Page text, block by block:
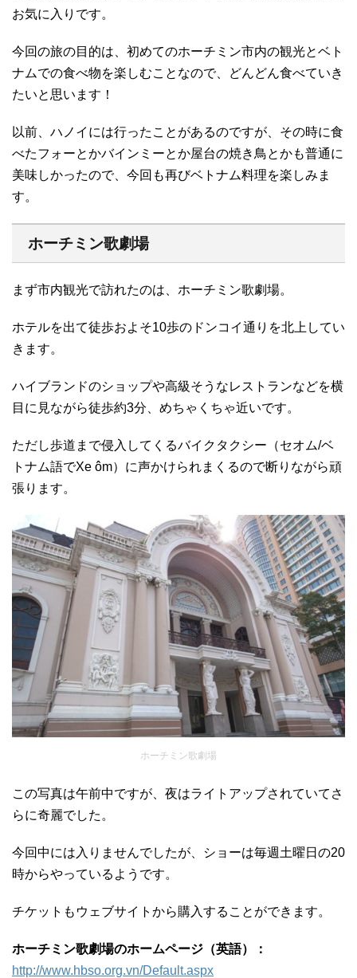
お気に入りです。
今回の旅の目的は、初めてのホーチミン市内の観光とベト
ナムでの食べ物を楽しむことなので、どんどん食べていき
たいと思います！
以前、ハノイには行ったことがあるのですが、その時に食
べたフォーとかバインミーとか屋台の焼き鳥とかも普通に
美味しかったので、今回も再びベトナム料理を楽しみま
す。
ホーチミン歌劇場
まず市内観光で訪れたのは、ホーチミン歌劇場。
ホテルを出て徒歩およそ10歩のドンコイ通りを北上してい
きます。
ハイブランドのショップや高級そうなレストランなどを横
目に見ながら徒歩約3分、めちゃくちゃ近いです。
ただし歩道まで侵入してくるバイクタクシー（セオム/ベ
トナム語でXe ôm）に声かけられまくるので断りながら頑
張ります。
ホーチミン歌劇場
この写真は午前中ですが、夜はライトアップされていてさ
らに奇麗でした。
今回中には入りませんでしたが、ショーは毎週土曜日の20
時からやっているようです。
チケットもウェブサイトから購入することができます。
ホーチミン歌劇場のホームページ（英語）：
http://www.hbso.org.vn/Default.aspx